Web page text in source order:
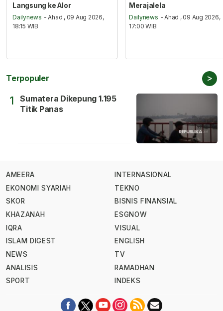
Langsung ke Alor
Dailynews - Ahad , 09 Aug 2026,
18:15 WIB
Merajalela
Dailynews - Ahad , 09 Aug 2026,
17:00 WIB
Terpopuler >
1
Sumatera Dikepung 1.195
Titik Panas
AMEERA
EKONOMI SYARIAH
SKOR
KHAZANAH
IQRA
ISLAM DIGEST
NEWS
ANALISIS
SPORT
INTERNASIONAL
TEKNO
BISNIS FINANSIAL
ESGNOW
VISUAL
ENGLISH
TV
RAMADHAN
INDEKS